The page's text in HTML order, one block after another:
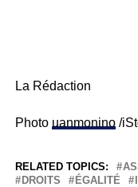
La Rédaction
Photo uanmonino/
RELATED TOPICS:
DROITS
ÉGALITÉ